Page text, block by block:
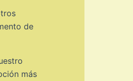
de
más